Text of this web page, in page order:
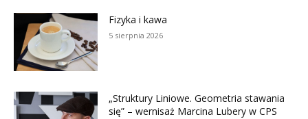
Fizyka i kawa
5 sierpnia 2026
„Struktury Liniowe. Geometria stawania
się” – wernisaż Marcina Lubery w CPS